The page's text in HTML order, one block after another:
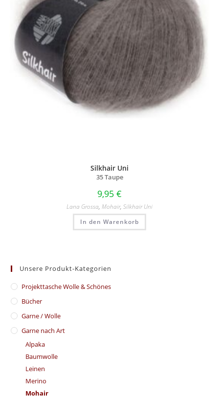
Silkhair Uni
35 Taupe
9,95 €
Lana Grossa, Mohair, Silkhair Uni
In den Warenkorb
Unsere Produkt-Kategorien
​Projekttasche Wolle & Schönes
Bücher
Garne / Wolle
Garne nach Art
Alpaka
Baumwolle
Leinen
Merino
Mohair